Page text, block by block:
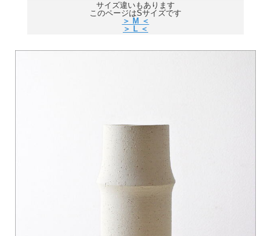
サイズ違いもあります
このページはSサイズです
＞ M ＜
＞ L ＜